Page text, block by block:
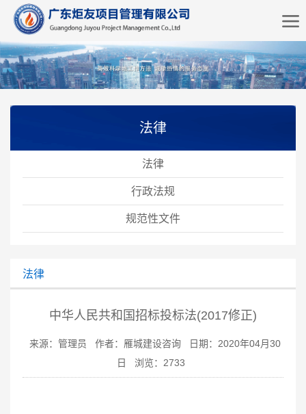
法律
法律
行政法规
规范性文件
法律
中华人民共和国招标投标法(2017修正)
来源：管理员 作者：雁城建设咨询
日期：2020年04月30
日
浏览： 2733